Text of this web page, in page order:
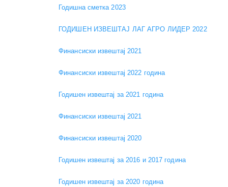
Годишна сметка 2023
ГОДИШЕН ИЗВЕШТАЈ ЛАГ АГРО ЛИДЕР 2022
Финансиски извештај 2021
Финансиски извештај 2022 година
Годишен извештај за 2021 година
Финансиски извештај 2021
Финансиски извештај 2020
Годишен извештај за 2016 и 2017 година
Годишен извештај за 2020 година